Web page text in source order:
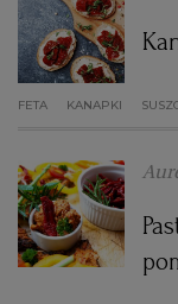
FETA KANAPKI